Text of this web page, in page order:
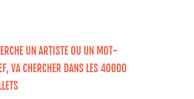
UN ARTISTE OU UN MOT-
VA CHERCHER DANS LES 40000